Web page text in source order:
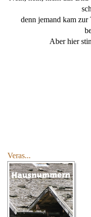
denn jemand kam
Aber hier
Veras...